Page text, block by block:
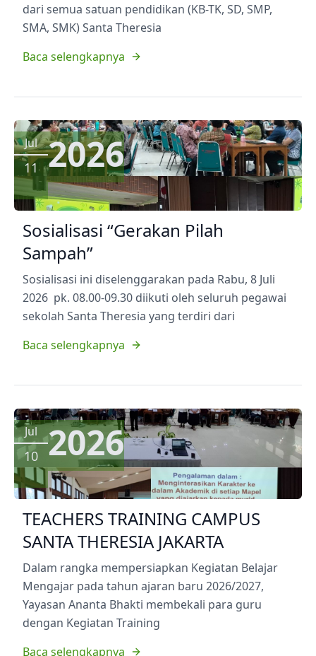
dari semua satuan pendidikan (KB-TK, SD, SMP,
SMA, SMK) Santa Theresia
Baca selengkapnya
Jul
11 2026
Sosialisasi “Gerakan Pilah
Sampah”
Sosialisasi ini diselenggarakan pada Rabu, 8 Juli
2026 pk. 08.00-09.30 diikuti oleh seluruh pegawai
sekolah Santa Theresia yang terdiri dari
Baca selengkapnya
Jul
10 2026
TEACHERS TRAINING CAMPUS
SANTA THERESIA JAKARTA
Dalam rangka mempersiapkan Kegiatan Belajar
Mengajar pada tahun ajaran baru 2026/2027,
Yayasan Ananta Bhakti membekali para guru
dengan Kegiatan Training
Baca selengkapnya